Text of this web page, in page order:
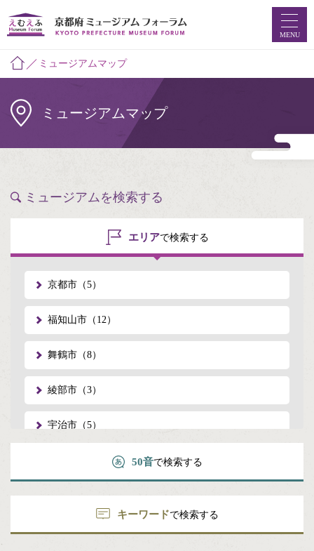
ミュージアムマップ
お知らせ
ミュージアムフォーラムとは
MENU
ミュージアムマップ
ミュージアムマップ
ミュージアムを検索する
エリアで検索する
京都市（5）
福知山市（12）
舞鶴市（8）
綾部市（3）
宇治市（5）
亀岡市（3）
城陽市（2）
50音で検索する
キーワードで検索する